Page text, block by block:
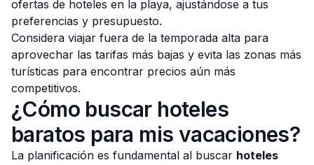
ofertas de hoteles en la playa, ajustándose a tus
preferencias y presupuesto.
Considera viajar fuera de la temporada alta para
aprovechar las tarifas más bajas y evita las zonas más
turísticas para encontrar precios aún más
competitivos.
¿Cómo buscar hoteles
baratos para mis vacaciones?
La planificación es fundamental al buscar hoteles